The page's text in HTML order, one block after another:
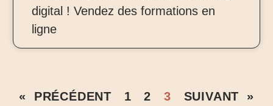
digital ! Vendez des formations en
ligne
« PRÉCÉDENT 1 2 3 SUIVANT »